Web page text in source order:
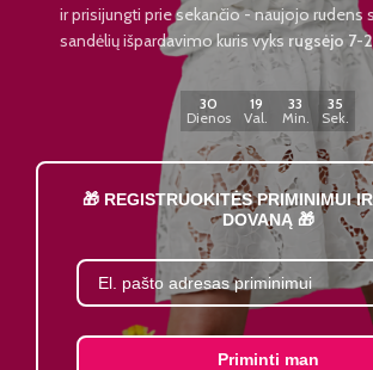
ir prisijungti prie sekančio - naujojo rudens
sandėlių išpardavimo kuris vyks rugsėjo 7-
30
Dienos
19
Val.
33
Min.
35
Sek.
🎁 REGISTRUOKITĖS PRIMINIMUI
DOVANĄ 🎁
Priminti man